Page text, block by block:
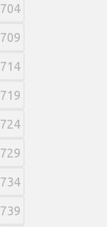
704
709
714
719
724
729
734
739